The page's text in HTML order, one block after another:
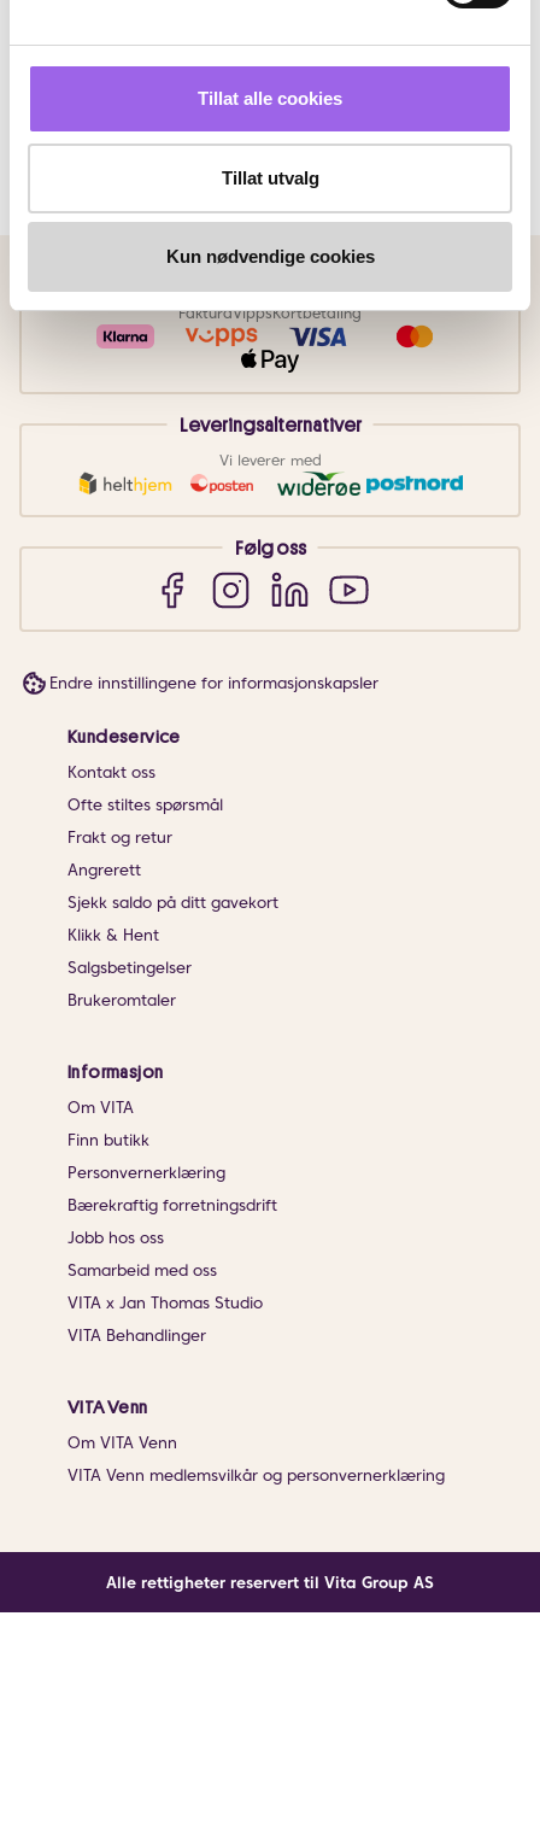
Tillat alle cookies
Tillat utvalg
Kun nødvendige cookies
FakturaVippsKortbetaling
Leveringsalternativer
Vi leverer med
Følg oss
Endre innstillingene for informasjonskapsler
Kundeservice
Kontakt oss
Ofte stiltes spørsmål
Frakt og retur
Angrerett
Sjekk saldo på ditt gavekort
Klikk & Hent
Salgsbetingelser
Brukeromtaler
Informasjon
Om VITA
Finn butikk
Personvernerklæring
Bærekraftig forretningsdrift
Jobb hos oss
Samarbeid med oss
VITA x Jan Thomas Studio
VITA Behandlinger
VITA Venn
Om VITA Venn
VITA Venn medlemsvilkår og personvernerklæring
Alle rettigheter reservert til Vita Group AS